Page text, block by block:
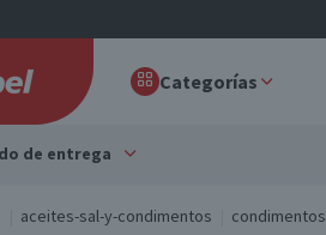
Categorías
de entrega
aceites-sal-y-condimentos condimentos